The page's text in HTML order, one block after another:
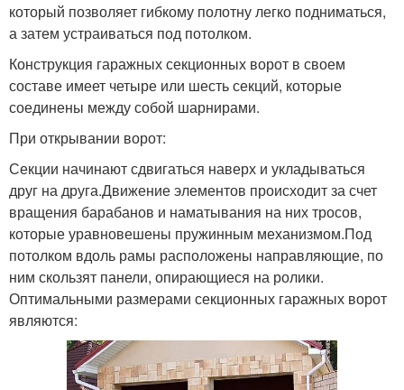
который позволяет гибкому полотну легко подниматься,
а затем устраиваться под потолком.
Конструкция гаражных секционных ворот в своем
составе имеет четыре или шесть секций, которые
соединены между собой шарнирами.
При открывании ворот:
Секции начинают сдвигаться наверх и укладываться
друг на друга.Движение элементов происходит за счет
вращения барабанов и наматывания на них тросов,
которые уравновешены пружинным механизмом.Под
потолком вдоль рамы расположены направляющие, по
ним скользят панели, опирающиеся на ролики.
Оптимальными размерами секционных гаражных ворот
являются: